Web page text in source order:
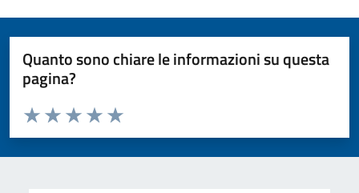
Quanto sono chiare le informazioni su questa
pagina?
Valuta da 1 a 5 stelle la pagina
Valuta 5 stelle su 5
Valuta 4 stelle su 5
Valuta 3 stelle su 5
Valuta 2 stelle su 5
Valuta 1 stelle su 5